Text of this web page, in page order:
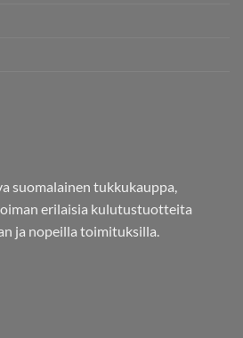
suomalainen tukkukauppa,
erilaisia kulutustuotteita
ja nopeilla toimituksilla.